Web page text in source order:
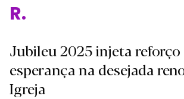
Jubileu 2025 injeta reforço
esperança na desejada
Igreja